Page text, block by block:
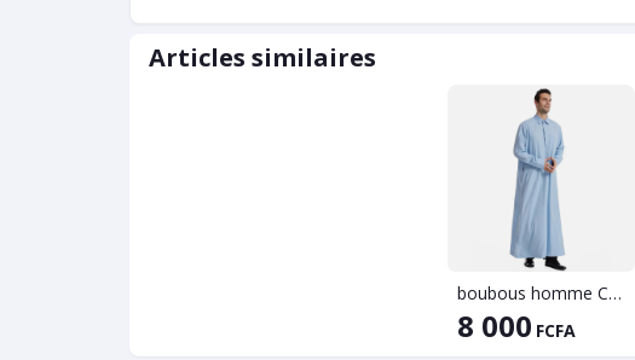
Articles similaires
boubous homme Col chemise
8 000 FCFA